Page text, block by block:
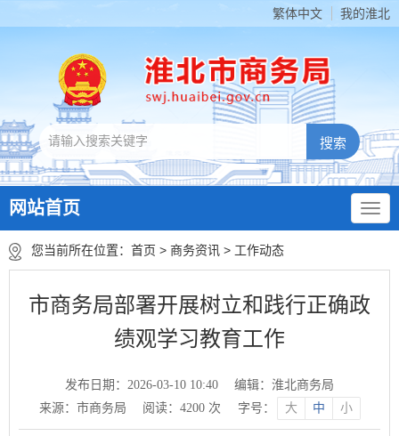
繁体中文 我的淮北
网站首页
您当前所在位置： 首页 > 商务资讯 > 工作动态
市商务局部署开展树立和践行正确政
绩观学习教育工作
发布日期：2026-03-10 10:40
编辑：淮北商务局
来源：市商务局
阅读： 4200次 字号： 大 中 小